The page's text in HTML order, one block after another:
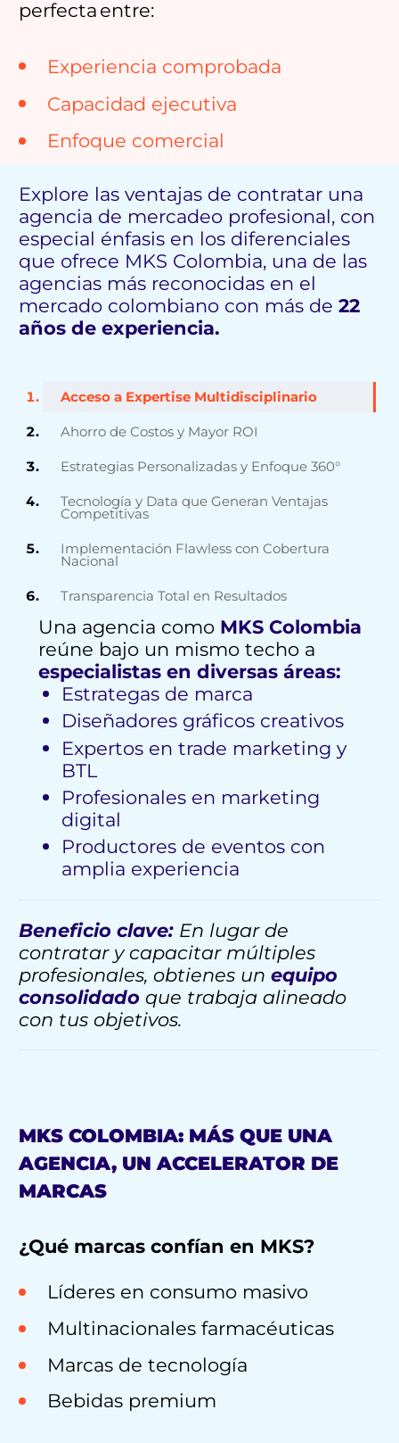
perfecta entre:
Experiencia comprobada
Capacidad ejecutiva
Enfoque comercial
Explore las ventajas de contratar una
agencia de mercadeo profesional, con
especial énfasis en los diferenciales
que ofrece MKS Colombia, una de las
agencias más reconocidas en el
mercado colombiano con más de22
años de experiencia.
Acceso a Expertise Multidisciplinario
Ahorro de Costos y Mayor ROI
Estrategias Personalizadas y Enfoque 360°
Tecnología y Data que Generan Ventajas
Competitivas
Implementación Flawless con Cobertura
Nacional
Transparencia Total en Resultados
Una agencia como MKS Colombia
reúne bajo un mismo techo a
especialistas en diversas áreas:
Estrategas de marca
Diseñadores gráficos creativos
Expertos en trade marketing y
BTL
Profesionales en marketing
digital
Productores de eventos con
amplia experiencia
Beneficio clave: En lugar de
contratar y capacitar múltiples
profesionales, obtienes unequipo
consolidado que trabaja alineado
con tus objetivos.
MKS COLOMBIA: MÁS QUE UNA
AGENCIA, UN ACCELERATOR DE
MARCAS
¿Qué marcas confían en MKS?
Líderes en consumo masivo
Multinacionales farmacéuticas
Marcas de tecnología
Bebidas premium